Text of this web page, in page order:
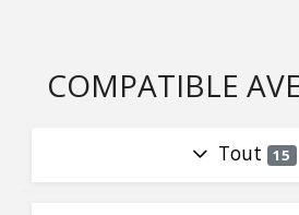
COMPATIBLE
Tout 15